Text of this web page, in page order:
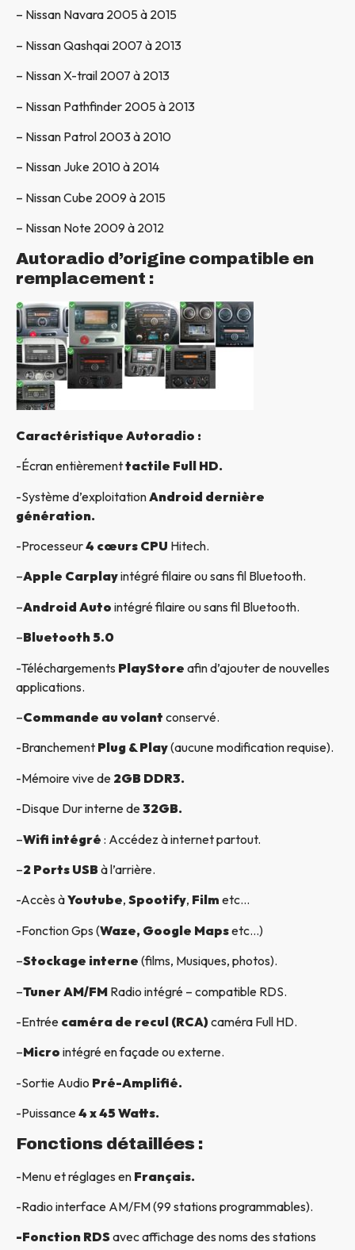
– Nissan Navara 2005 à 2015
– Nissan Qashqai 2007 à 2013
– Nissan X-trail 2007 à 2013
– Nissan Pathfinder 2005 à 2013
– Nissan Patrol 2003 à 2010
– Nissan Juke 2010 à 2014
– Nissan Cube 2009 à 2015
– Nissan Note 2009 à 2012
Autoradio d’origine compatible en
remplacement :
Caractéristique Autoradio :
-Écran entièrementtactile Full HD.
-Système d’exploitationAndroid dernière
génération.
-Processeur4 cœurs CPU Hitech.
–Apple Carplayintégré filaire ou sans fil Bluetooth.
–Android Auto intégré filaire ou sans fil Bluetooth.
–Bluetooth 5.0
-Téléchargements PlayStore afin d’ajouter de nouvelles
applications.
–Commande au volant conservé.
-Branchement Plug & Play(aucune modification requise).
-Mémoire vive de 2GB DDR3.
-Disque Dur interne de32GB.
–Wifi intégré : Accédez à internet partout.
–2 Ports USBà l’arrière.
-Accès àYoutube, Spootify, Film etc…
-Fonction Gps (Waze, Google Mapsetc…)
–Stockage interne (films, Musiques, photos).
–Tuner AM/FM Radio intégré – compatible RDS.
-Entrée caméra de recul (RCA)caméra Full HD.
–Micro intégré en façade ou externe.
-Sortie Audio Pré-Amplifié.
-Puissance4 x 45 Watts.
Fonctions détaillées :
-Menu et réglages en Français.
-Radio interface AM/FM (99 stations programmables).
-Fonction RDSavec affichage des noms des stations